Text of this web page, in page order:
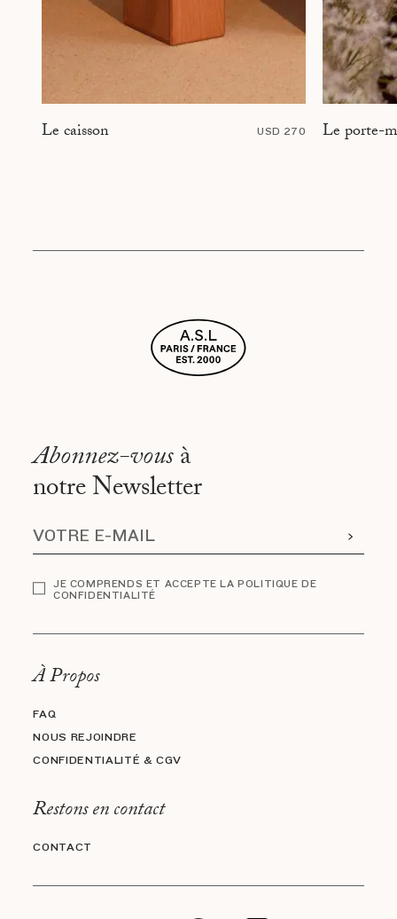
Le caisson USD 270 Le porte-
Abonnez-vousà
notre Newsletter
JE COMPRENDS ET ACCEPTE LA POLITIQUE DE
CONFIDENTIALITÉ
À Propos
FAQ
NOUS REJOINDRE
CONFIDENTIALITÉ & CGV
Restons en contact
CONTACT